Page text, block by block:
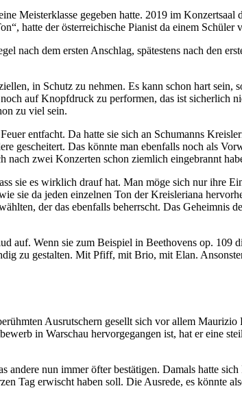
Meisterklasse gegeben hatte. 2019 im
hatte der österreichische Pianist da einem
nach dem ersten Anschlag, spätestens nach den
in Schutz zu nehmen. Es kann schon hart
auf Knopfdruck zu performen, das ist sicherlich
zu viel sein.
entfacht. Da hatte sie sich an Schumanns
gescheitert. Das könnte man ebenfalls noch als
nach zwei Konzerten schon ziemlich eingebrannt
sie es wirklich drauf hat. Man möge sich nur ihre
sie da jeden einzelnen Ton der Kreisleriana
der das ebenfalls beherrscht. Das Geheimnis
auf. Wenn sie zum Beispiel in Beethovens op. 109
zu gestalten. Mit Pfiff, mit Brio, mit Elan.
Ausrutschern gesellt sich vor allem
in Warschau hervorgegangen ist, hat er eine
andere nun immer öfter bestätigen. Damals hatte
Tag erwischt haben soll. Die Ausrede, es könnte